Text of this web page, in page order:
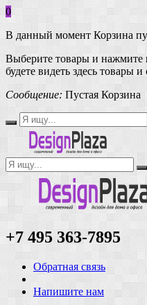
0
В данный момент Корзина
Выберите товары и нажмите
будете видеть здесь товары
Сообщение: Пустая Корзина
+7 495 363-7895
Обратная связь
Напишите нам